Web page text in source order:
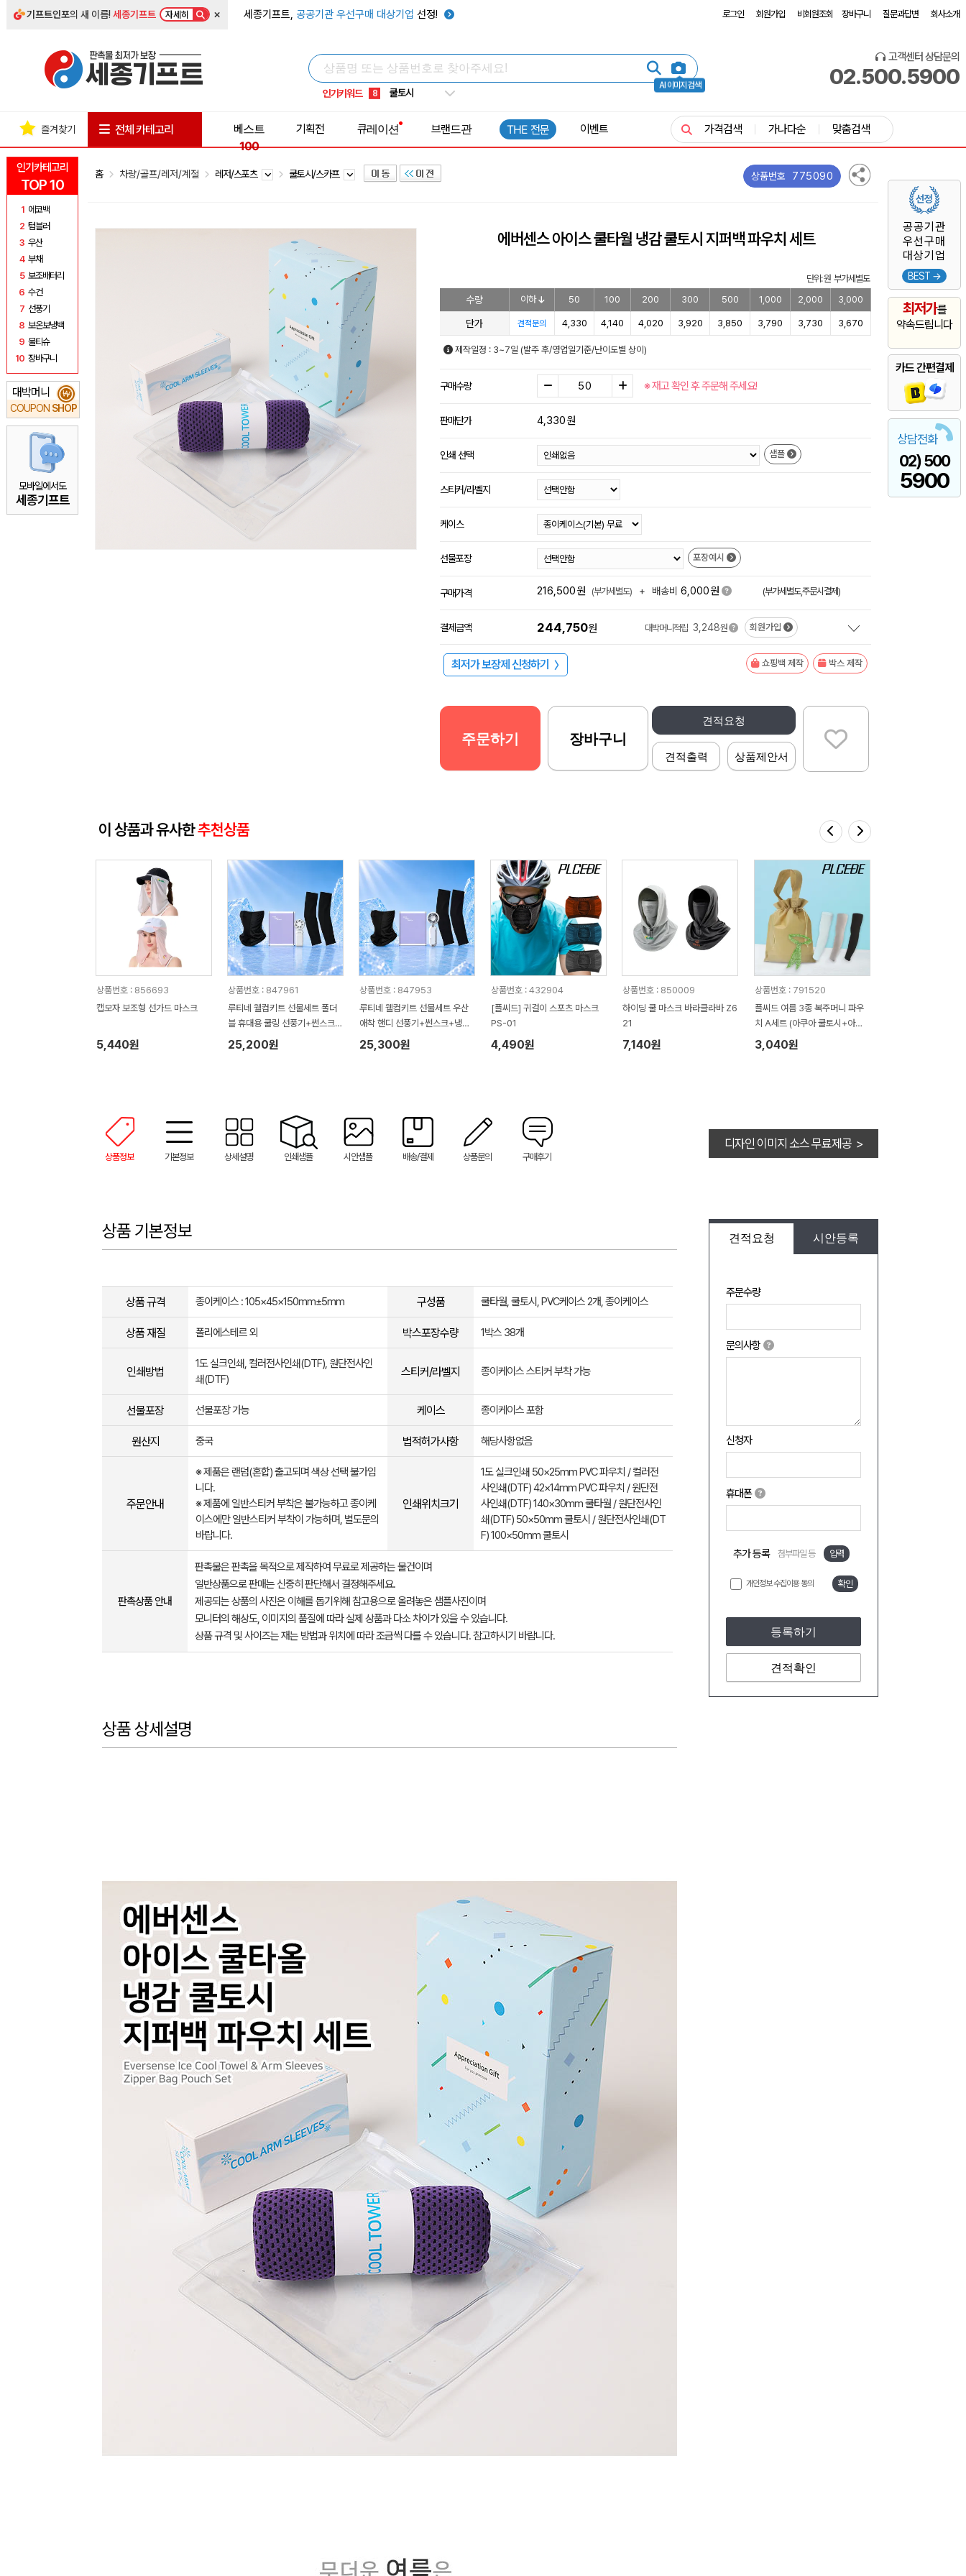
기프트인포의 새 이름!세종기프트 자세히 × 세종기프트, 공공기관 우선구매 대상기업 선정! 로그인 회원가입 비회원조회 장바구니 질문과답변 회사소개
AI 이미지 검색
인기키워드
5 키캡
8 쿨토시
9 넥쿨러
1 선풍기
고객센터 상담문의
02.500.5900
인기카테고리
TOP 10
1 에코백
2 텀블러
3 우산
4 부채
5 보조배터리
6 수건
7 선풍기
8 보온보냉백
9 물티슈
10 장바구니
대박머니
COUPON SHOP
₩
모바일에서도
세종기프트
공공기관
우선구매
대상기업
BEST →
최저가를
약속드립니다
카드 간편결제
상담전화
02) 500
5900
즐겨찾기 전체 카테고리
베스트
100
기획전 큐레이션 브랜드관 THE 전문 이벤트 가격검색 가나다순 맞춤검색
홈 차량/골프/레저/계절 레저/스포츠 쿨토시/스카프 상품번호 775090
에버센스 아이스 쿨타월 냉감 쿨토시 지퍼백 파우치 세트
단위: 원 부가세별도
수량 이하 50 100 200 300 500 1,000 2,000 3,000
단가 견적문의 4,330 4,140 4,020 3,920 3,850 3,790 3,730 3,670
제작일정 : 3~7일 (발주 후/영업일기준/난이도별 상이)
구매수량 ※ 재고 확인 후 주문해 주세요!
판매단가 4,330원
인쇄 선택 샘플
스티커/라벨지
케이스
선물포장 포장예시
구매가격 216,500원 (부가세별도) + 배송비 6,000원 (부가세별도,주문시결제)
결제금액 244,750원 대박머니적립 3,248원 회원가입
최저가 보장제 신청하기 〉 쇼핑백 제작 박스 제작
견적요청
견적출력 상품제안서
주문하기 장바구니
이 상품과 유사한추천상품
상품번호 : 856693
캡모자 보조형 선가드 마스크
5,440원
상품번호 : 847961
루티네 웰컴키트 선물세트 폴더
블 휴대용 쿨링 선풍기+썬스크
+냉장고쿨토시
25,200원
상품번호 : 847953
루티네 웰컴키트 선물세트 우산
애착 핸디 선풍기+썬스크+냉장
고쿨토시
25,300원
상품번호 : 432904
[플씨드] 귀걸이 스포츠 마스크
PS-01
4,490원
상품번호 : 850009
하이딩 쿨 마스크 바라클라바 Z6
21
7,140원
상품번호 : 791520
플씨드 여름 3종 복주머니 파우
치 A세트 (아쿠아 쿨토시+아이
스 쿨스카프)
3,040원
상품정보 기본정보 상세설명 인쇄샘플 시안샘플 배송/결제 상품문의 구매후기
디자인 이미지 소스 무료제공 >
견적요청 시안등록
주문수량
문의사항
신청자
휴대폰
추가 등록 첨부파일 등 입력
개인정보 수집이용 동의 확인
등록하기
견적확인
상품 기본정보
상품 규격 종이케이스 : 105×45×150mm±5mm 구성품 쿨타월, 쿨토시, PVC케이스 2개, 종이케이스
상품 재질 폴리에스테르 외 박스포장수량 1박스 38개
인쇄방법
1도 실크인쇄, 컬러전사인쇄(DTF), 원단전사인
쇄(DTF)
스티커/라벨지 종이케이스 스티커 부착 가능
선물포장 선물포장 가능 케이스 종이케이스 포함
원산지 중국 법적허가사항 해당사항없음
주문안내
※ 제품은 랜덤(혼합) 출고되며 색상 선택 불가입
니다.
※ 제품에 일반스티커 부착은 불가능하고 종이케
이스에만 일반스티커 부착이 가능하며, 별도문의
바랍니다.
인쇄위치크기
1도 실크인쇄 50×25mm PVC 파우치 / 컬러전
사인쇄(DTF) 42×14mm PVC 파우치 / 원단전
사인쇄(DTF) 140×30mm 쿨타월 / 원단전사인
쇄(DTF) 50×50mm 쿨토시 / 원단전사인쇄(DT
F) 100×50mm 쿨토시
판촉상품 안내
판촉물은 판촉을 목적으로 제작하여 무료로 제공하는 물건이며
일반상품으로 판매는 신중히 판단해서 결정해주세요.
제공되는 상품의 사진은 이해를 돕기위해 참고용으로 올려놓은 샘플사진이며
모니터의 해상도, 이미지의 품질에 따라 실제 상품과 다소 차이가 있을 수 있습니다.
상품 규격 및 사이즈는 재는 방법과 위치에 따라 조금씩 다를 수 있습니다. 참고하시기 바랍니다.
상품 상세설명